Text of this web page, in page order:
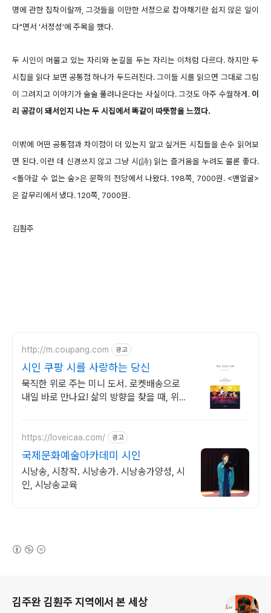
명에 관한 집착이랄까, 그것들을 이만한 서정으로 잡아채기란 쉽지 않은 일이
다"면서 '서정성'에 주목을 했다.
두 시인이 머물고 있는 자리와 눈길을 두는 자리는 이처럼 다르다. 하지만 두
시집을 읽다 보면 공통점 하나가 두드러진다. 그이들 시를 읽으면 그대로 그림
이 그려지고 이야기가 술술 풀려나온다는 사실이다. 그것도 아주 수월하게. 이
리 공감이 돼서인지 나는 두 시집에서 똑같이 따뜻함을 느꼈다.
이밖에 어떤 공통점과 차이점이 더 있는지 알고 싶거든 시집들을 손수 읽어보
면 된다. 이런 데 신경쓰지 않고 그냥 시(詩) 읽는 즐거움을 누려도 물론 좋다.
<돌아갈 수 없는 숲>은 문학의 전당에서 나왔다. 198쪽, 7000원. <맨얼굴>
은 갈무리에서 냈다. 120쪽, 7000원.
김훤주
http://m.coupang.com 광고
시인 쿠팡 시를 사랑하는 당신
묵직한 위로 주는 미니 도서. 로켓배송으로
내일 바로 만나요! 삶의 방향을 찾을 때, 위로
https://loveicaa.com/ 광고
국제문화예술아카데미 시인
시낭송, 시창작. 시낭송가. 시낭송가양성, 시
인, 시낭송교육
김주완 김훤주 지역에서 본 세상